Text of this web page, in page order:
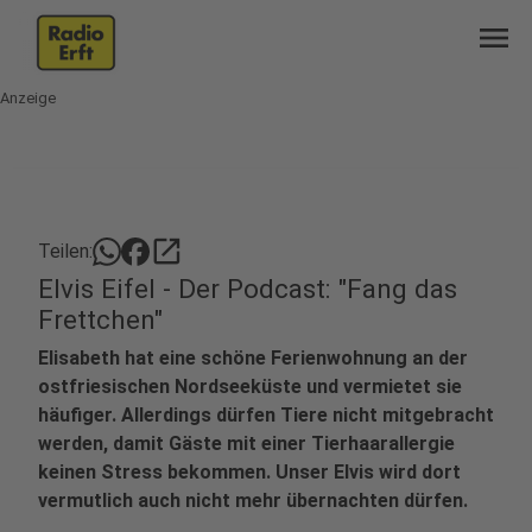
menu
Anzeige
Teilen: open_in_new
Elvis Eifel - Der Podcast: "Fang das
Frettchen"
Elisabeth hat eine schöne Ferienwohnung an der
ostfriesischen Nordseeküste und vermietet sie
häufiger. Allerdings dürfen Tiere nicht mitgebracht
werden, damit Gäste mit einer Tierhaarallergie
keinen Stress bekommen. Unser Elvis wird dort
vermutlich auch nicht mehr übernachten dürfen.